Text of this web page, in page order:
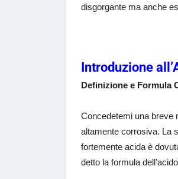
disgorgante ma anche
Introduzione
Definizione e Formula
Concedetemi una breve
altamente corrosiva. La
fortemente acida è
detto la formula